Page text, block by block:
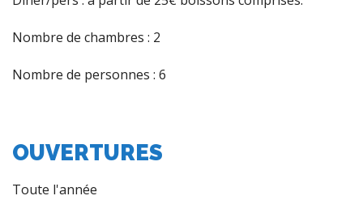
Nombre de chambres : 2
Nombre de personnes : 6
OUVERTURES
Toute l'année